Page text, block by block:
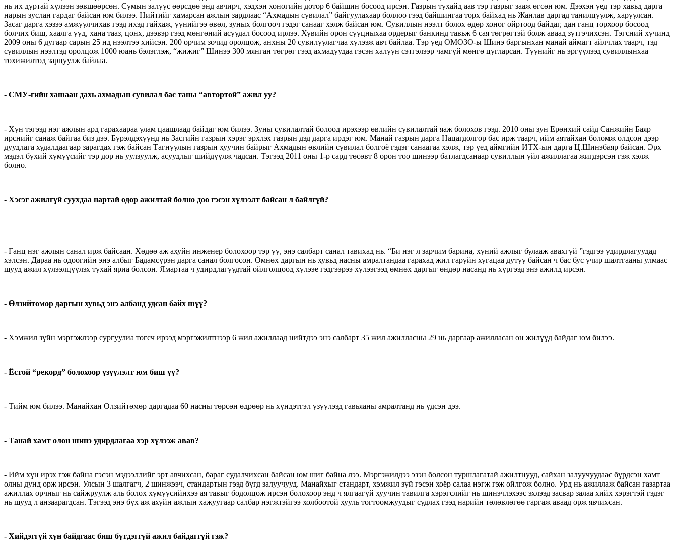
нь их дуртай хүлээн зөвшөөрсөн. Сумын залуус өөрсдөө энд авчирч, хэдхэн хоногийн дотор 6 байшин босоод ирсэн. Газрын тухайд аав тэр газрыг зааж өгсөн юм. Дээхэн үед тэр хавьд дарга
нарын зуслан гардаг байсан юм билээ. Нийтийг хамарсан ажлын зардлаас “Ахмадын сувилал” байгуулахаар боллоо гээд байшингаа торх байхад нь Жанлав даргад танилцуулж, харуулсан.
Засаг дарга хэзээ амжуулчихав гээд ихэд гайхаж, үүнийгээ өвөл, зуных болгооч гэдэг санааг хэлж байсан юм. Сувиллын нээлт болох өдөр хоног ойртоод байдаг, дан ганц торхоор босоод
болчих биш, хаалга үүд, хана тааз, цонх, дээвэр гээд мөнгөний асуудал босоод ирлээ. Хувийн орон сууцныхаа ордерыг банкинд тавьж 6 сая төгрөгтэй болж аваад зүтгэчихсэн. Тэгсний хүчинд
2009 оны 6 дугаар сарын 25 нд нээлтээ хийсэн. 200 орчим зочид оролцож, анхны 20 сувилуулагчаа хүлээж авч байлаа. Тэр үед ӨМӨЗО-ы Шинэ баргынхан манай аймагт айлчлах таарч, тэд
сувиллын нээлтэд оролцож 1000 юань бэлэглэж, “жижиг” Шинээ 300 мянган төгрөг гээд ахмадуудаа гэсэн халуун сэтгэлээр чамгүй мөнгө цугларсан. Түүнийг нь эргүүлээд сувиллынхаа
тохижилтод зарцуулж байлаа.
- СМУ-гийн хашаан дахь ахмадын сувилал бас таны “автортой” ажил уу?
- Хүн тэгээд нэг ажлын ард гарахаараа улам цаашлаад байдаг юм билээ. Зуны сувилалтай болоод ирэхээр өвлийн сувилалтай яаж болохов гээд. 2010 оны зун Ерөнхий сайд Санжийн Баяр
ирснийг санаж байгаа биз дээ. Бүрэлдэхүүнд нь Засгийн газрын хэрэг эрхлэх газрын дэд дарга ирдэг юм. Манай газрын дарга Нацагдолгор бас ирж таарч, ийм аятайхан боломж олдсон дээр
дуудлага худалдаагаар зарагдах гэж байсан Тагнуулын газрын хуучин байрыг Ахмадын өвлийн сувилал болгоё гэдэг санаагаа хэлж, тэр үед аймгийн ИТХ-ын дарга Ц.Шинэбаяр байсан. Эрх
мэдэл бүхий хүмүүсийг тэр дор нь уулзуулж, асуудлыг шийдүүлж чадсан. Тэгээд 2011 оны 1-р сард төсөвт 8 орон тоо шинээр батлагдсанаар сувиллын үйл ажиллагаа жигдэрсэн гэж хэлж
болно.
- Хэсэг ажилгүй суухдаа нартай өдөр ажилтай болно доо гэсэн хүлээлт байсан л байлгүй?
- Ганц нэг ажлын санал ирж байсаан. Хөдөө аж ахуйн инженер болохоор тэр үү, энэ салбарт санал тавихад нь. “Би нэг л зарчим барина, хүний ажлыг булааж авахгүй ”гэдгээ удирдлагуудад
хэлсэн. Дараа нь одоогийн энэ албыг Бадамсүрэн дарга санал болгосон. Өмнөх даргын нь хувьд насны амралтандаа гарахад жил гаруйн хугацаа дутуу байсан ч бас бус учир шалтгааны улмаас
шууд ажил хүлээлцүүлэх тухай яриа болсон. Ямартаа ч удирдлагуудтай ойлголцоод хүлээе гэдгээрээ хүлээгээд өмнөх даргыг өндөр насанд нь хүргээд энэ ажилд ирсэн.
- Өлзийтөмөр даргын хувьд энэ албанд удсан байх шүү?
- Хэмжил зүйн мэргэжлээр сургуулиа төгсч ирээд мэргэжилтнээр 6 жил ажиллаад нийтдээ энэ салбарт 35 жил ажилласны 29 нь даргаар ажилласан он жилүүд байдаг юм билээ.
- Ёстой “рекорд” болохоор үзүүлэлт юм биш үү?
- Тийм юм билээ. Манайхан Өлзийтөмөр даргадаа 60 насны төрсөн өдрөөр нь хүндэтгэл үзүүлээд гавьяаны амралтанд нь үдсэн дээ.
- Танай хамт олон шинэ удирдлагаа хэр хүлээж авав?
- Ийм хүн ирэх гэж байна гэсэн мэдээллийг эрт авчихсан, бараг судалчихсан байсан юм шиг байна лээ. Мэргэжилдээ эзэн болсон туршлагатай ажилтнууд, сайхан залуучуудаас бүрдсэн хамт
олны дунд орж ирсэн. Улсын 3 шалгагч, 2 шинжээч, стандартын гээд бүгд залуучууд. Манайхыг стандарт, хэмжил зүй гэсэн хоёр салаа нэгж гэж ойлгож болно. Урд нь ажиллаж байсан газартаа
ажиллах орчныг нь сайжруулж аль болох хүмүүсийнхээ ая тавыг бодолцож ирсэн болохоор энд ч ялгаагүй хуучин тавилга хэрэгслийг нь шинэчлэхээс эхлээд засвар залаа хийх хэрэгтэй гэдэг
нь шууд л анзаарагдсан. Тэгээд энэ бүх аж ахуйн ажлын хажуугаар салбар нэгжтэйгээ холбоотой хууль тогтоомжуудыг судлах гээд нарийн төлөвлөгөө гаргаж аваад орж явчихсан.
- Хийдэггүй хүн байдгаас биш бүтдэггүй ажил байдаггүй гэж?